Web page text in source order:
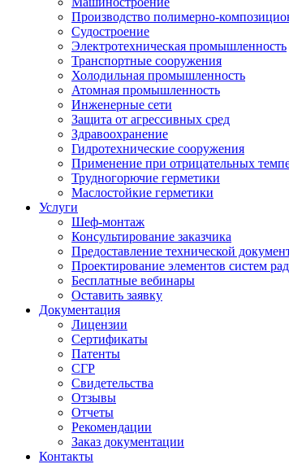
Производство полимерно-
Судостроение
Электротехническая промышленность
Транспортные сооружения
Холодильная промышленность
Атомная промышленность
Инженерные сети
Защита от агрессивных сред
Здравоохранение
Гидротехнические сооружения
Применение при отрицательных
Трудногорючие герметики
Маслостойкие герметики
Услуги
Шеф-монтаж
Консультирование заказчика
Предоставление технической
Проектирование элементов систем
Бесплатные вебинары
Оставить заявку
Документация
Лицензии
Сертификаты
Патенты
СГР
Свидетельства
Отзывы
Отчеты
Рекомендации
Заказ документации
Контакты